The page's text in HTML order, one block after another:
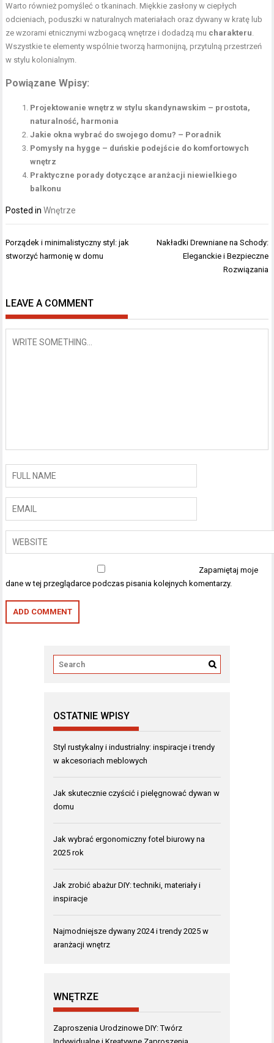
Warto również pomyśleć o tkaninach. Miękkie zasłony w ciepłych
odcieniach, poduszki w naturalnych materiałach oraz dywany w kratę lub
ze wzorami etnicznymi wzbogacą wnętrze i dodadzą mu charakteru
Wszystkie te elementy wspólnie tworzą harmonijną, przytulną przestrzeń
w stylu kolonialnym.
Powiązane Wpisy:
Projektowanie wnętrz w stylu skandynawskim – prostota,
naturalność, harmonia
Jakie okna wybrać do swojego domu? – Poradnik
Pomysły na hygge – duńskie podejście do komfortowych
wnętrz
Praktyczne porady dotyczące aranżacji niewielkiego
balkonu
Posted inWnętrze
Nawigacja
wpisu
Porządek i minimalistyczny styl: jak
stworzyć harmonię w domu
Nakładki Drewniane na Schody:
Eleganckie i Bezpieczne
Rozwiązania
LEAVE A COMMENT
Zapamiętaj moje
dane w tej przeglądarce podczas pisania kolejnych komentarzy.
OSTATNIE WPISY
Styl rustykalny i industrialny: inspiracje i trendy
w akcesoriach meblowych
Jak skutecznie czyścić i pielęgnować dywan w
domu
Jak wybrać ergonomiczny fotel biurowy na
2025 rok
Jak zrobić abażur DIY: techniki, materiały i
inspiracje
Najmodniejsze dywany 2024 i trendy 2025 w
aranżacji wnętrz
WNĘTRZE
Zaproszenia Urodzinowe DIY: Twórz